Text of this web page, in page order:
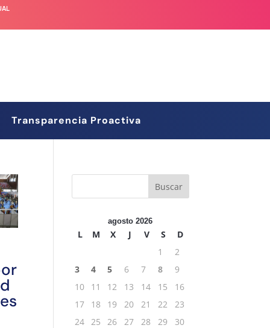
Transparencia Proactiva
agosto 2026
L M X J V S
D
1
2
3
4 5 6 7 8
9
10
11 12 13 14 15
16
17
18 19 20 21 22
23
24 25 26 27 28 29
30